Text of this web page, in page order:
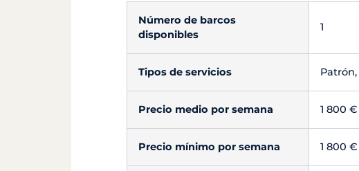
Número de barcos
disponibles
1
Tipos de servicios
Precio medio por semana 1 800 €
Precio mínimo por semana 1 800 €